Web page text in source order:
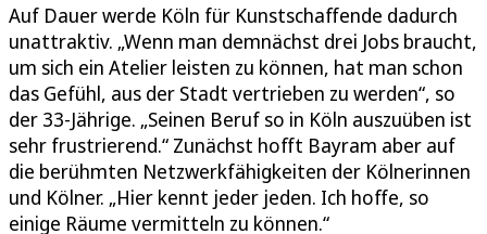
Auf Dauer werde Köln für Kunstschaffende dadurch
unattraktiv. „Wenn man demnächst drei Jobs braucht,
um sich ein Atelier leisten zu können, hat man schon
das Gefühl, aus der Stadt vertrieben zu werden“, so
der 33-Jährige. „Seinen Beruf so in Köln auszuüben ist
sehr frustrierend.“ Zunächst hofft Bayram aber auf
die berühmten Netzwerkfähigkeiten der Kölnerinnen
und Kölner. „Hier kennt jeder jeden. Ich hoffe, so
einige Räume vermitteln zu können.“